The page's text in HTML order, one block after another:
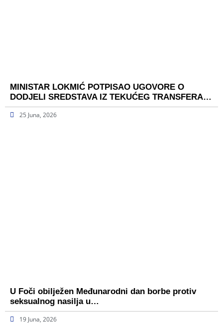
MINISTAR LOKMIĆ POTPISAO UGOVORE O
DODJELI SREDSTAVA IZ TEKUĆEG TRANSFERA…
25 Juna, 2026
U Foči obilježen Međunarodni dan borbe protiv
seksualnog nasilja u…
19 Juna, 2026